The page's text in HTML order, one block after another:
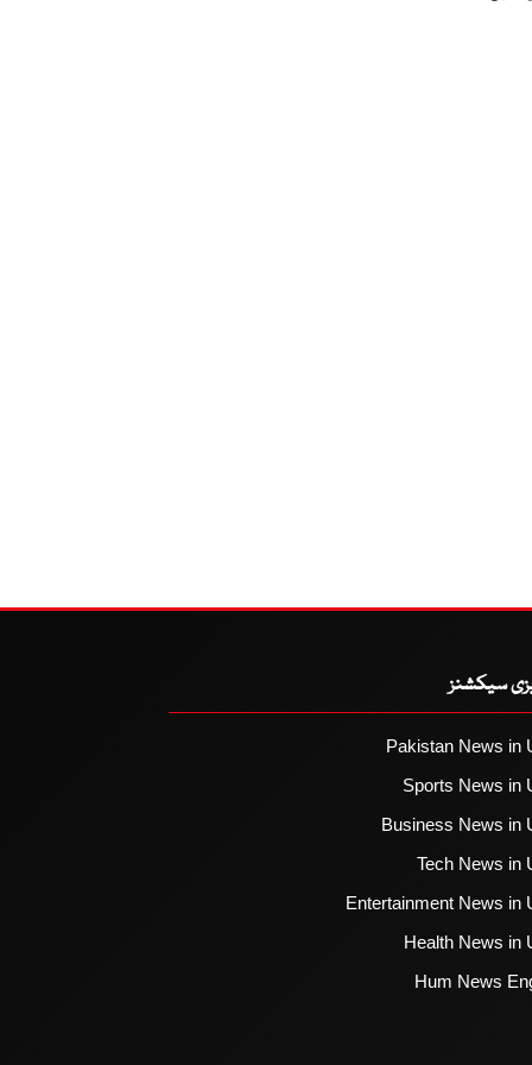
سیکشنز
Pakistan News in
Sports News in
Business News in
Tech News in
Entertainment News in
Health News in
Hum News